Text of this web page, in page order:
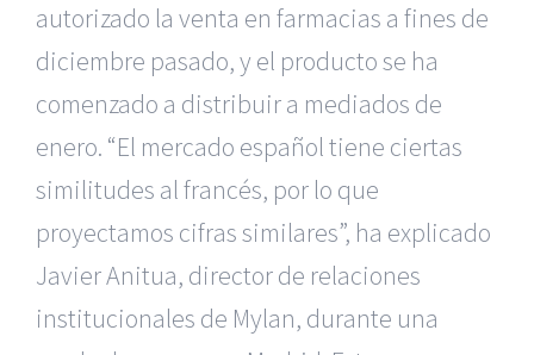
autorizado la venta en farmacias a fines de
diciembre pasado, y el producto se ha
comenzado a distribuir a mediados de
enero. “El mercado español tiene ciertas
similitudes al francés, por lo que
proyectamos cifras similares”, ha explicado
Javier Anitua, director de relaciones
institucionales de Mylan, durante una